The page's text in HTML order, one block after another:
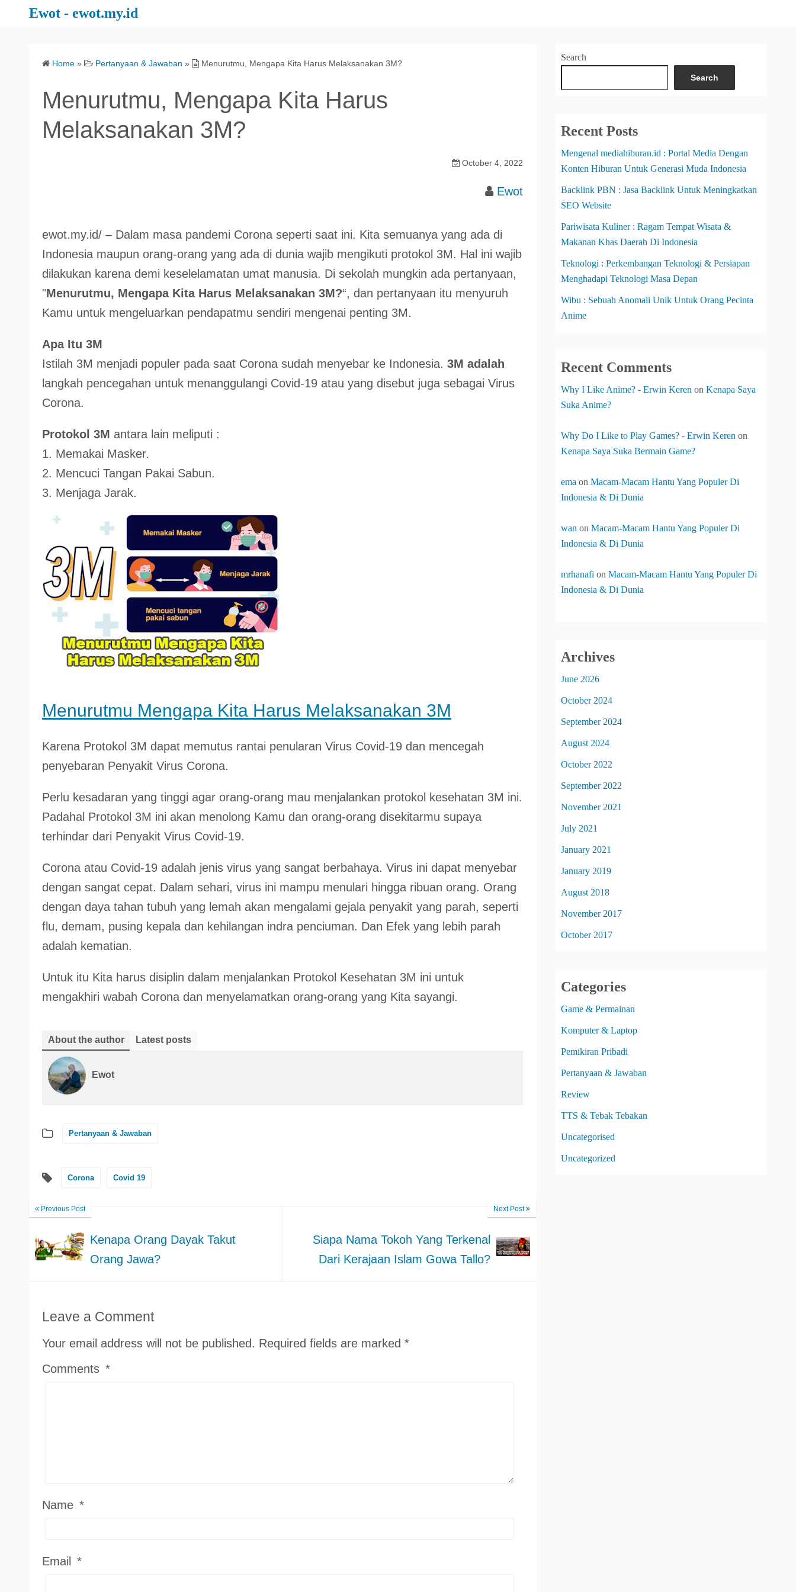
Ewot - ewot.my.id
Home » Pertanyaan & Jawaban » Menurutmu, Mengapa Kita Harus Melaksanakan 3M?
Menurutmu, Mengapa Kita Harus
Melaksanakan 3M?
October 4, 2022
Ewot
ewot.my.id/ – Dalam masa pandemi Corona seperti saat ini. Kita semuanya yang ada di
Indonesia maupun orang-orang yang ada di dunia wajib mengikuti protokol 3M. Hal ini wajib
dilakukan karena demi keselelamatan umat manusia. Di sekolah mungkin ada pertanyaan,
"Menurutmu, Mengapa Kita Harus Melaksanakan 3M?“, dan pertanyaan itu menyuruh
Kamu untuk mengeluarkan pendapatmu sendiri mengenai penting 3M.
Apa Itu 3M
Istilah 3M menjadi populer pada saat Corona sudah menyebar ke Indonesia. 3M adalah
langkah pencegahan untuk menanggulangi Covid-19 atau yang disebut juga sebagai Virus
Corona.
Protokol 3M antara lain meliputi :
1. Memakai Masker.
2. Mencuci Tangan Pakai Sabun.
3. Menjaga Jarak.
Menurutmu Mengapa Kita Harus Melaksanakan 3M
Karena Protokol 3M dapat memutus rantai penularan Virus Covid-19 dan mencegah
penyebaran Penyakit Virus Corona.
Perlu kesadaran yang tinggi agar orang-orang mau menjalankan protokol kesehatan 3M ini.
Padahal Protokol 3M ini akan menolong Kamu dan orang-orang disekitarmu supaya
terhindar dari Penyakit Virus Covid-19.
Corona atau Covid-19 adalah jenis virus yang sangat berbahaya. Virus ini dapat menyebar
dengan sangat cepat. Dalam sehari, virus ini mampu menulari hingga ribuan orang. Orang
dengan daya tahan tubuh yang lemah akan mengalami gejala penyakit yang parah, seperti
flu, demam, pusing kepala dan kehilangan indra penciuman. Dan Efek yang lebih parah
adalah kematian.
Untuk itu Kita harus disiplin dalam menjalankan Protokol Kesehatan 3M ini untuk
mengakhiri wabah Corona dan menyelamatkan orang-orang yang Kita sayangi.
About the author Latest posts
Ewot
Pertanyaan & Jawaban
Corona Covid 19
Previous Post
Kenapa Orang Dayak Takut
Orang Jawa?
Next Post
Siapa Nama Tokoh Yang Terkenal
Dari Kerajaan Islam Gowa Tallo?
Leave a Comment
Your email address will not be published. Required fields are marked *
Comments *
Name *
Email *
Search
Search
Recent Posts
Mengenal mediahiburan.id : Portal Media Dengan
Konten Hiburan Untuk Generasi Muda Indonesia
Backlink PBN : Jasa Backlink Untuk Meningkatkan
SEO Website
Pariwisata Kuliner : Ragam Tempat Wisata &
Makanan Khas Daerah Di Indonesia
Teknologi : Perkembangan Teknologi & Persiapan
Menghadapi Teknologi Masa Depan
Wibu : Sebuah Anomali Unik Untuk Orang Pecinta
Anime
Recent Comments
Why I Like Anime? - Erwin Keren on Kenapa Saya
Suka Anime?
Why Do I Like to Play Games? - Erwin Keren on
Kenapa Saya Suka Bermain Game?
ema on Macam-Macam Hantu Yang Populer Di
Indonesia & Di Dunia
wan on Macam-Macam Hantu Yang Populer Di
Indonesia & Di Dunia
mrhanafi on Macam-Macam Hantu Yang Populer Di
Indonesia & Di Dunia
Archives
June 2026
October 2024
September 2024
August 2024
October 2022
September 2022
November 2021
July 2021
January 2021
January 2019
August 2018
November 2017
October 2017
Categories
Game & Permainan
Komputer & Laptop
Pemikiran Pribadi
Pertanyaan & Jawaban
Review
TTS & Tebak Tebakan
Uncategorised
Uncategorized